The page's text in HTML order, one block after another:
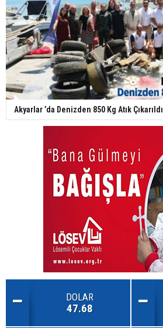
Akyarlar ’da Denizden 850 Kg Atık Çıkarıldı
DOLAR
47.68